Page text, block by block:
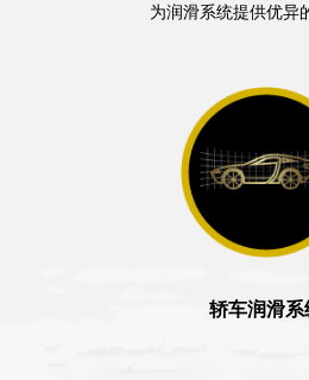
为润滑系统提供优异
轿车润滑系